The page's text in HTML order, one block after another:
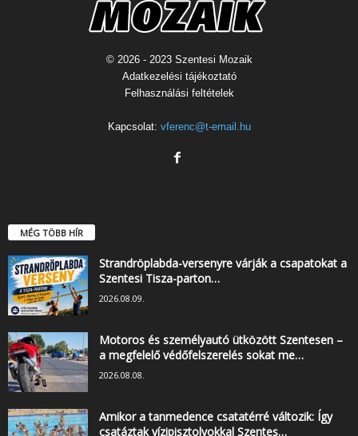
© 2026 - 2023 Szentesi Mozaik
Adatkezelési tájékoztató
Felhasználási feltételek
Kapcsolat: vferenc@t-email.hu
MÉG TÖBB HÍR
Strandröplabda-versenyre várják a csapatokat a
Szentesi Tisza-parton…
2026.08.09.
Motoros és személyautó ütközött Szentesen –
a megfelelő védőfelszerelés sokat me…
2026.08.08.
Amikor a tanmedence csatatérré változik: Így
csatáztak vízipisztolyokkal Szentes…